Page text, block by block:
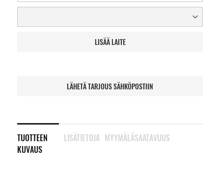
LISÄÄ LAITE
LÄHETÄ TARJOUS SÄHKÖPOSTIIN
TUOTTEEN
KUVAUS
LISÄTIETOJA MYYMÄLÄSAATAVUUS